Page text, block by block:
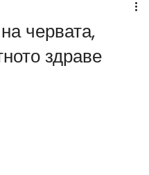
червата,
здраве